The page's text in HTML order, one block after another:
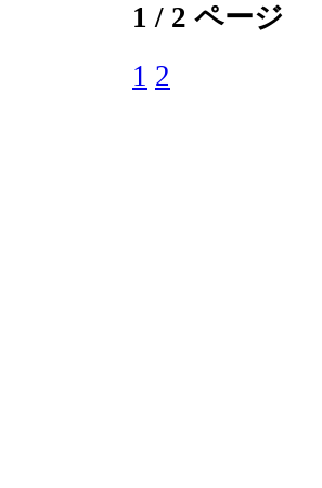
1 / 2 ページ
1 2